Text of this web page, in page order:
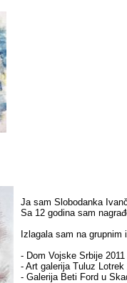
Ja sam Slobodanka
Sa 12 godina sam
Izlagala sam na grupnim
- Dom Vojske Srbije 2011
- Art galerija Tuluz Lotrek
- Galerija Beti Ford u